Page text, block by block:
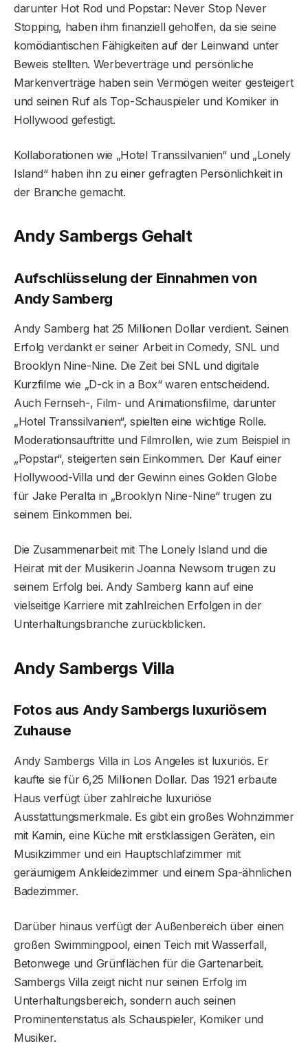
darunter Hot Rod und Popstar: Never Stop Never
Stopping, haben ihm finanziell geholfen, da sie seine
komödiantischen Fähigkeiten auf der Leinwand unter
Beweis stellten. Werbeverträge und persönliche
Markenverträge haben sein Vermögen weiter gesteigert
und seinen Ruf als Top-Schauspieler und Komiker in
Hollywood gefestigt.
Kollaborationen wie „Hotel Transsilvanien“ und „Lonely
Island“ haben ihn zu einer gefragten Persönlichkeit in
der Branche gemacht.
Andy Sambergs Gehalt
Aufschlüsselung der Einnahmen von
Andy Samberg
Andy Samberg hat 25 Millionen Dollar verdient. Seinen
Erfolg verdankt er seiner Arbeit in Comedy, SNL und
Brooklyn Nine-Nine. Die Zeit bei SNL und digitale
Kurzfilme wie „D-ck in a Box“ waren entscheidend.
Auch Fernseh-, Film- und Animationsfilme, darunter
„Hotel Transsilvanien“, spielten eine wichtige Rolle.
Moderationsauftritte und Filmrollen, wie zum Beispiel in
„Popstar“, steigerten sein Einkommen. Der Kauf einer
Hollywood-Villa und der Gewinn eines Golden Globe
für Jake Peralta in „Brooklyn Nine-Nine“ trugen zu
seinem Einkommen bei.
Die Zusammenarbeit mit The Lonely Island und die
Heirat mit der Musikerin Joanna Newsom trugen zu
seinem Erfolg bei. Andy Samberg kann auf eine
vielseitige Karriere mit zahlreichen Erfolgen in der
Unterhaltungsbranche zurückblicken.
Andy Sambergs Villa
Fotos aus Andy Sambergs luxuriösem
Zuhause
Andy Sambergs Villa in Los Angeles ist luxuriös. Er
kaufte sie für 6,25 Millionen Dollar. Das 1921 erbaute
Haus verfügt über zahlreiche luxuriöse
Ausstattungsmerkmale. Es gibt ein großes Wohnzimmer
mit Kamin, eine Küche mit erstklassigen Geräten, ein
Musikzimmer und ein Hauptschlafzimmer mit
geräumigem Ankleidezimmer und einem Spa-ähnlichen
Badezimmer.
Darüber hinaus verfügt der Außenbereich über einen
großen Swimmingpool, einen Teich mit Wasserfall,
Betonwege und Grünflächen für die Gartenarbeit.
Sambergs Villa zeigt nicht nur seinen Erfolg im
Unterhaltungsbereich, sondern auch seinen
Prominentenstatus als Schauspieler, Komiker und
Musiker.